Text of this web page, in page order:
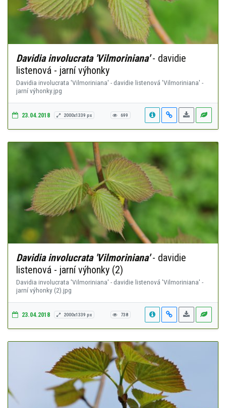
Davidia involucrata 'Vilmoriniana'- davidie
listenová - jarní výhonky
Davidia involucrata 'Vilmoriniana' - davidie listenová 'Vilmoriniana' -
jarní výhonky.jpg
23.04.2018 2000x1339 px 699
Davidia involucrata 'Vilmoriniana'- davidie
listenová - jarní výhonky (2)
Davidia involucrata 'Vilmoriniana' - davidie listenová 'Vilmoriniana' -
jarní výhonky (2).jpg
23.04.2018 2000x1339 px 738